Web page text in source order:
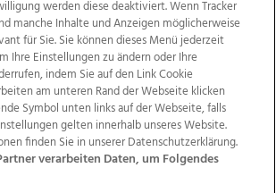
Mediadaten Kontakt
Jobs
Impressum
AGB Anzeigekunden
Ehrenkodex Politische Werbung
werden diese deaktiviert. Wenn Tracker
manche Inhalte und Anzeigen möglicherweise
für Sie. Sie können dieses Menü jederzeit
Ihre Einstellungen zu ändern oder Ihre
indem Sie auf den Link Cookie
am unteren Rand der Webseite klicken
Symbol unten links auf der Webseite, falls
gelten innerhalb unseres Website.
finden Sie in unserer Datenschutzerklärung.
verarbeiten Daten, um Folgendes